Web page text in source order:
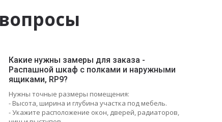
Какие нужны замеры для заказа -
Распашной шкаф с полками и наружными
ящиками, RP9?
Нужны точные размеры помещения:
- Высота, ширина и глубина участка под мебель.
- Укажите расположение окон, дверей, радиаторов,